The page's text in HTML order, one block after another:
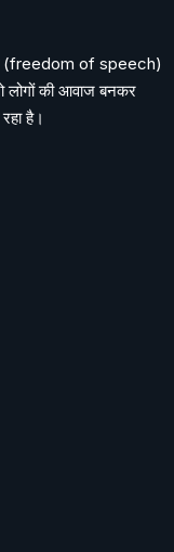
(freedom of speech)
की आवाज बनकर
है।